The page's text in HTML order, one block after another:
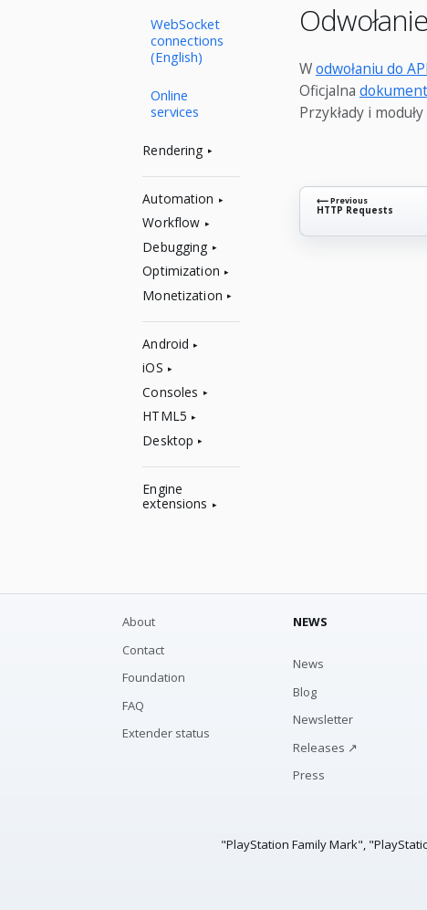
WebSocket
connections
(English)
Online
services
Rendering
Automation
Workflow
Debugging
Optimization
Monetization
Android
iOS
Consoles
HTML5
Desktop
Engine
extensions
Wodwołaniu do API
Oficjalna
Przykłady i
⟵ Previous
HTTP Requests
About
Contact
Foundation
FAQ
Extender status
NEWS
News
Blog
Newsletter
Releases ↗
Press
"PlayStation Family Mark",